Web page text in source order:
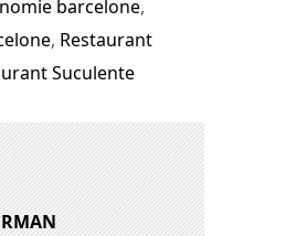
barcelone,
, Restaurant
Suculente